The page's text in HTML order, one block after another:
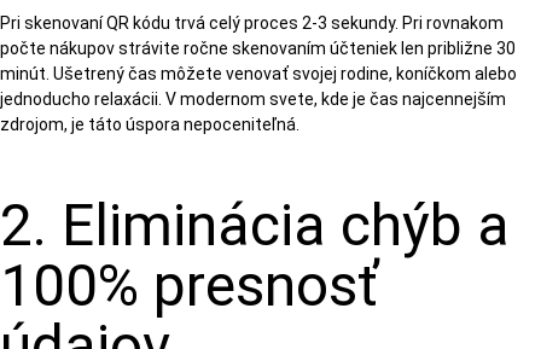
Pri skenovaní QR kódu trvá celý proces 2-3 sekundy. Pri rovnakom
počte nákupov strávite ročne skenovaním účteniek len približne 30
minút. Ušetrený čas môžete venovať svojej rodine, koníčkom alebo
jednoducho relaxácii. V modernom svete, kde je čas najcennejším
zdrojom, je táto úspora nepoceniteľná.
2. Eliminácia chýb a
100% presnosť